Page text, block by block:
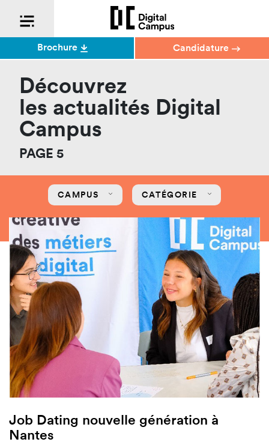
Découvrez
les actualités Digital
Campus
PAGE 5
CAMPUS CATÉGORIE
Job Dating nouvelle génération à
Nantes
Brochure Candidature